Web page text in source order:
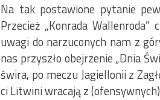
Na tak postawione pytanie
Przecież „Konrada
uwagi do narzuconych nam z
nas przyszło obejrzenie „Dnia
świra, po meczu Jagiellonii z
ci Litwini wracają z